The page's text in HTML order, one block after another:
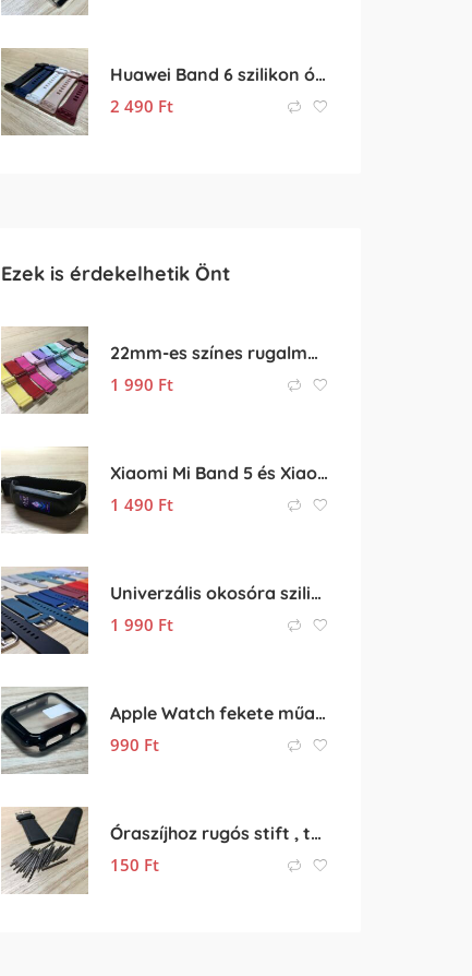
Huawei Band 6 szilikon óraszíj eladó
2 490 Ft
Ezek is érdekelhetik Önt
22mm-es színes rugalmas óraszíj (gumis óra szíj)
1 990 Ft
Xiaomi Mi Band 5 és Xiaomi Mi Band 6 gumis pótszíj (fekete)
1 490 Ft
Univerzális okosóra szilikon pótszíj eladó – 18mm
1 990 Ft
Apple Watch fekete műanyag védőtok
990 Ft
Óraszíjhoz rugós stift , tüske (8-25 mm)
150 Ft